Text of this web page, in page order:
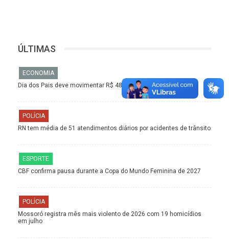
ÚLTIMAS
ECONOMIA
Dia dos Pais deve movimentar R$ 48,3 milhões em Mossoró
POLÍCIA
RN tem média de 51 atendimentos diários por acidentes de trânsito
ESPORTE
CBF confirma pausa durante a Copa do Mundo Feminina de 2027
POLÍCIA
Mossoró registra mês mais violento de 2026 com 19 homicídios
em julho